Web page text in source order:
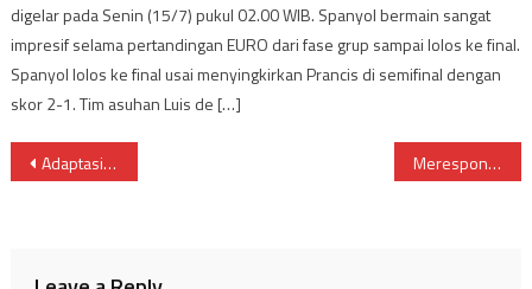
digelar pada Senin (15/7) pukul 02.00 WIB. Spanyol bermain sangat
impresif selama pertandingan EURO dari fase grup sampai lolos ke final.
Spanyol lolos ke final usai menyingkirkan Prancis di semifinal dengan
skor 2-1. Tim asuhan Luis de […]
Post
Adaptasi Kebiasaan Baru Fapet Unsoed Merespon Kondisi Negeri Terkini, Mahasiswa Se-Banyumas Gelar Aksi